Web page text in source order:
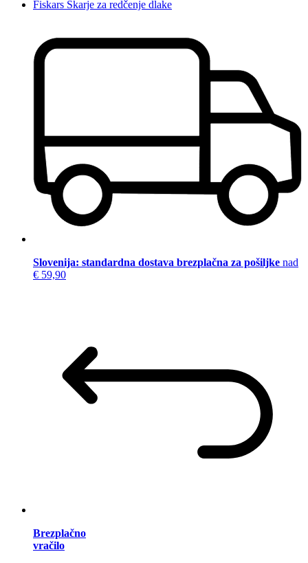
Fiskars Škarje za redčenje dlake
Slovenija: standardna dostava brezplačna za pošiljke nad
€ 59,90
Brezplačno
vračilo